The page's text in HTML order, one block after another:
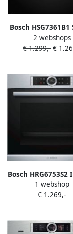
Bosch HSG7361B1
Inbouwoven met
2 webshops
€ 1.299,- €
Bosch HRG6753S2
oven
1 webshop
€ 1.269,-